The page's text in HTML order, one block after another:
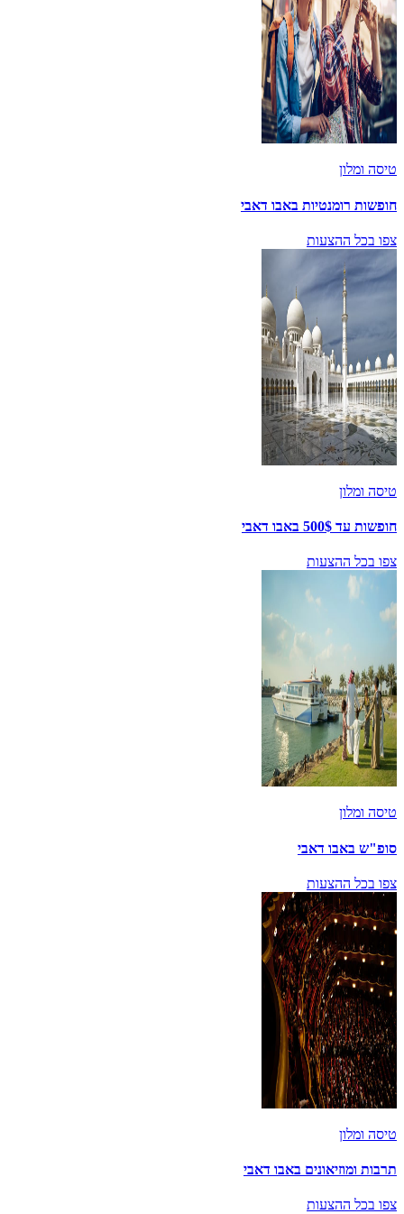
טיסה ומלון
חופשות רומנטיות באבו דאבי
צפו בכל ההצעות
טיסה ומלון
חופשות עד 500$ באבו דאבי
צפו בכל ההצעות
טיסה ומלון
סופ"ש באבו דאבי
צפו בכל ההצעות
טיסה ומלון
תרבות ומוזיאונים באבו דאבי
צפו בכל ההצעות